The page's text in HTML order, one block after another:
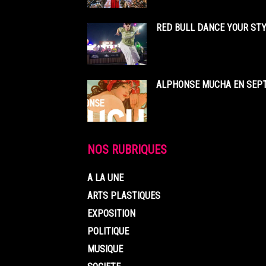
RED BULL DANCE YOUR
ALPHONSE MUCHA EN
NOS RUBRIQUES
A LA UNE
ARTS PLASTIQUES
EXPOSITION
POLITIQUE
MUSIQUE